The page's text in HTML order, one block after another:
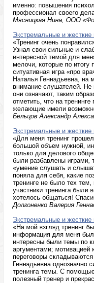
именно: повышения
профессионал своего
Мясницкая Нина, ООО
Экстремальные и жесткие
«Тренинг очень
Узнал свои сильные и
интересной темой для
мелочи, которые по итогу
ситуативная игра «про
Наталья Геннадьевна, на
внимание слушателей. Не
они означают, таким
отметить, что на
желающие имели
Бельцов Александр
Экстремальные и жесткие
«Для меня тренинг
большой объем нужной,
только для делового
были разбавлены играми,
«умение слушать и
поняла для себя, какие
тренинге не было тех
участники тренинга были
хотелось общаться!
Долгоненко Валерия
Экстремальные и жесткие
«На мой взгляд тренинг
информация для меня
интересны были темы по
аргументами; мотивацией
переговоры
Геннадьевна однозначно
тренинга темы. С
полезный тренер и